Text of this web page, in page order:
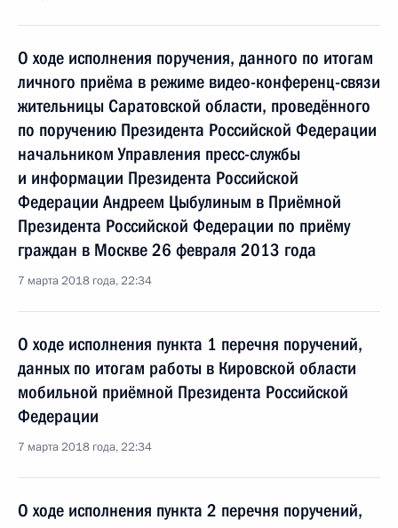
О ходе исполнения поручения, данного по итогам
личного приёма в режиме видео-конференц-связи
жительницы Саратовской области, проведённого
по поручению Президента Российской Федерации
начальником Управления пресс-службы
и информации Президента Российской
Федерации Андреем Цыбулиным в Приёмной
Президента Российской Федерации по приёму
граждан в Москве 26 февраля 2013 года
7 марта 2018 года, 22:34
О ходе исполнения пункта 1 перечня поручений,
данных по итогам работы в Кировской области
мобильной приёмной Президента Российской
Федерации
7 марта 2018 года, 22:34
О ходе исполнения пункта 2 перечня поручений,